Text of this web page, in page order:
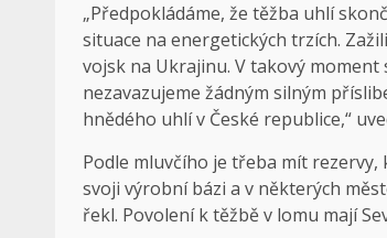
„Předpokládáme, že těžba uhlí
situace na energetických trzích.
vojsk na Ukrajinu. V takový moment
nezavazujeme žádným silným
hnědého uhlí v České republice,“
Podle mluvčího je třeba mít
svoji výrobní bázi a v některých
řekl. Povolení k těžbě v lomu mají